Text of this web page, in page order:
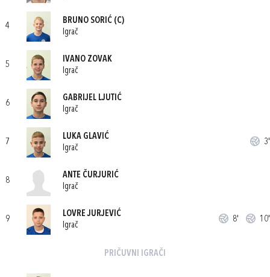
4
BRUNO SORIĆ (C)
Igrač
5
IVANO ZOVAK
Igrač
6
GABRIJEL LJUTIĆ
Igrač
7
LUKA GLAVIĆ
Igrač
3'
8
ANTE ČURJURIĆ
Igrač
9
LOVRE JURJEVIĆ
Igrač
8' 10'
PRIČUVNI IGRAČI